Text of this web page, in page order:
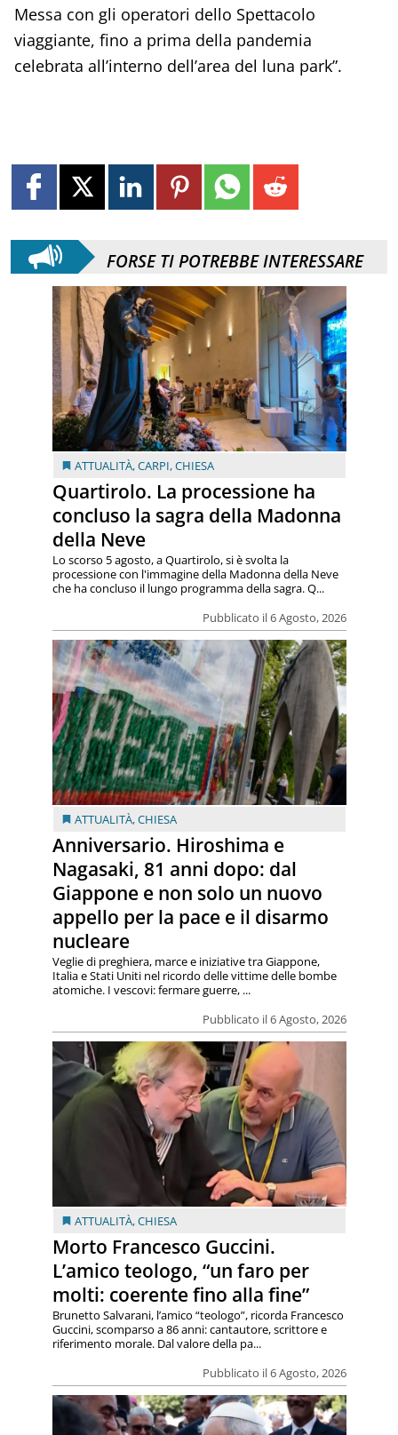
Messa con gli operatori dello Spettacolo
viaggiante, fino a prima della pandemia
celebrata all’interno dell’area del luna park”.
FORSE TI POTREBBE INTERESSARE
ATTUALITÀ,CARPI,CHIESA
Quartirolo. La processione ha
concluso la sagra della Madonna
della Neve
Pubblicato il 6 Agosto, 2026
Lo scorso 5 agosto, a Quartirolo, si è svolta la
processione con l'immagine della Madonna della Neve
che ha concluso il lungo programma della sagra. Q...
ATTUALITÀ,CHIESA
Anniversario. Hiroshima e
Nagasaki, 81 anni dopo: dal
Giappone e non solo un nuovo
appello per la pace e il disarmo
nucleare
Pubblicato il 6 Agosto, 2026
Veglie di preghiera, marce e iniziative tra Giappone,
Italia e Stati Uniti nel ricordo delle vittime delle bombe
atomiche. I vescovi: fermare guerre, ...
ATTUALITÀ,CHIESA
Morto Francesco Guccini.
L’amico teologo, “un faro per
molti: coerente fino alla fine”
Pubblicato il 6 Agosto, 2026
Brunetto Salvarani, l’amico “teologo”, ricorda Francesco
Guccini, scomparso a 86 anni: cantautore, scrittore e
riferimento morale. Dal valore della pa...